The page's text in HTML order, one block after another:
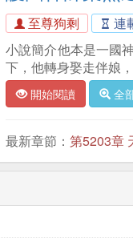
至尊狗剩
連
小說簡介他本是一國
下，他轉身娶走伴娘
開始閱讀 全
最新章節： 第5203章